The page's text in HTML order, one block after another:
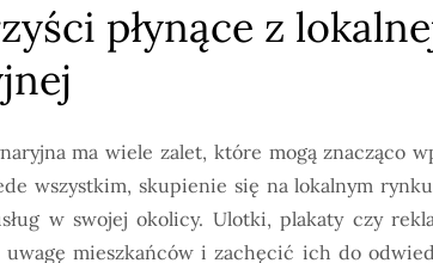
płynące z
ma wiele zalet, które mogą znacząco
wszystkim, skupienie się na lokalnym
w swojej okolicy. Ulotki, plakaty czy
mieszkańców i zachęcić ich do